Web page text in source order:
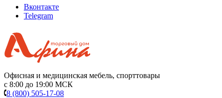
Вконтакте
Telegram
Офисная и медицинская мебель, спорттовары
с 8:00 до 19:00 МСК
8 (800) 505-17-08